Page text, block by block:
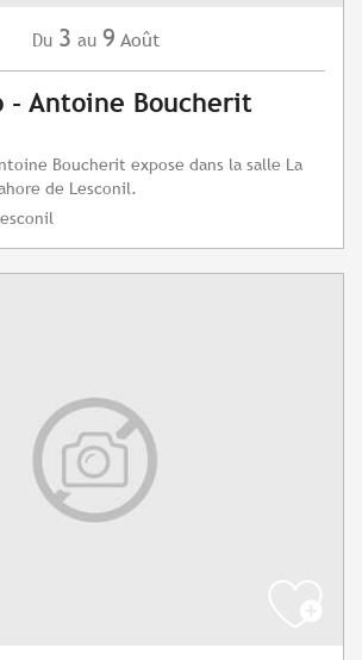
Du 3 au 9 Août
- Antoine Boucherit
Boucherit expose dans la salle La
de Lesconil.